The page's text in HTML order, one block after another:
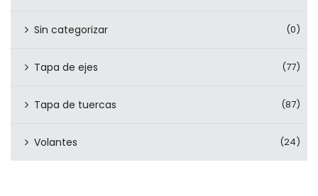
Sin categorizar (0)
Tapa de ejes (77)
Tapa de tuercas (87)
Volantes (24)